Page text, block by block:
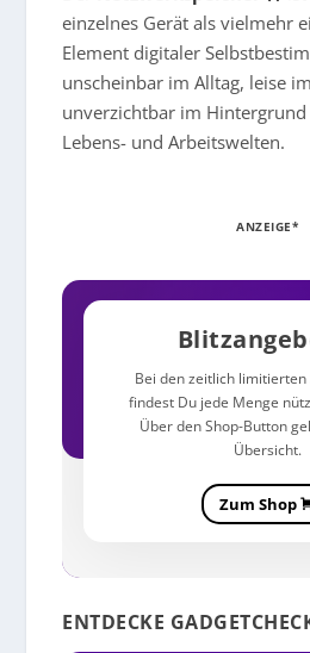
einzelnes Gerät als vielmehr
Element digitaler
unscheinbar im Alltag, leise
unverzichtbar im
Lebens- und Arbeitswelten.
ANZEIGE*
Bei den zeitlich limitierten
findest Du jede Menge
Über den Shop-Button
Übersicht.
Zum Shop
ENTDECKE